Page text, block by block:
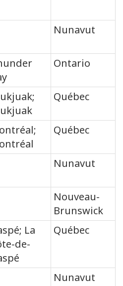
Nunavut
Ontario
Québec
Québec
Nunavut
Nouveau-
Brunswick
La
de-
Québec
Nunavut